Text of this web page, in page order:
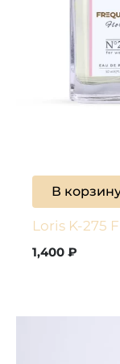
В
Loris K-275
1,400₽